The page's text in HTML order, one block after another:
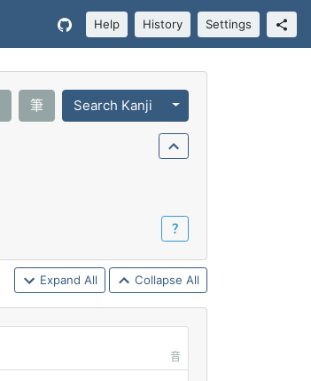
Help History Settings
Query (Regex)
筆 Search Kanji Toggle Dropdown
？
Expand All Collapse All
音